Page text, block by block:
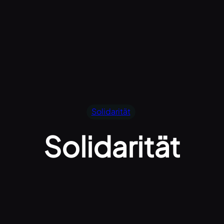
Solidarität
Solidarität